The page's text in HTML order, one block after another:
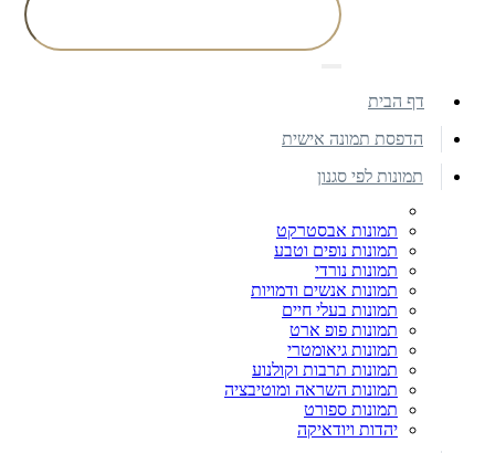
דף הבית
הדפסת תמונה אישית
תמונות לפי סגנון
תמונות אבסטרקט
תמונות נופים וטבע
תמונות נורדי
תמונות אנשים ודמויות
תמונות בעלי חיים
תמונות פופ ארט
תמונות גיאומטרי
תמונות תרבות וקולנוע
תמונות השראה ומוטיבציה
תמונות ספורט
יהדות ויודאיקה